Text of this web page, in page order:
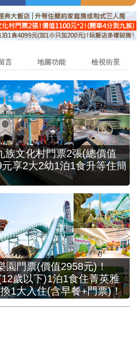
言 地圖功能 檢視街景
文化村門票2張(總價值
享2大2幼1泊1食升等住簡
門票(價值2958元)！
歲以下)1泊1食住菁英雅
1大入住(含早餐+門票)！